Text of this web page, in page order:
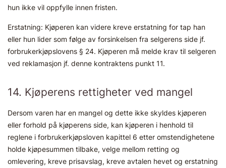
hun ikke vil oppfylle innen fristen.
Erstatning: Kjøperen kan videre kreve erstatning for tap han
eller hun lider som følge av forsinkelsen fra selgerens side jf.
forbrukerkjøpslovens § 24. Kjøperen må melde krav til selgeren
ved reklamasjon jf. denne kontraktens punkt 11.
14. Kjøperens rettigheter ved mangel
Dersom varen har en mangel og dette ikke skyldes kjøperen
eller forhold på kjøperens side, kan kjøperen i henhold til
reglene i forbrukerkjøpsloven kapittel 6 etter omstendighetene
holde kjøpesummen tilbake, velge mellom retting og
omlevering, kreve prisavslag, kreve avtalen hevet og erstatning